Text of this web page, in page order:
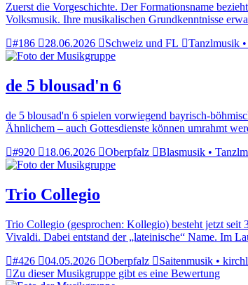
Zuerst die Vorgeschichte. Der Formationsname
Volksmusik. Ihre musikalischen Grundkenntnisse
#186
28.06.2026 Schweiz und FL Tanzlmusik
de 5 blousad'n 6
de 5 blousad'n 6 spielen vorwiegend bayrisch-
Ähnlichem – auch Gottesdienste können umrahmt
#920
18.06.2026 Oberpfalz Blasmusik •
Trio Collegio
Trio Collegio (gesprochen: Kollegio) besteht jetzt
Vivaldi. Dabei entstand der „lateinische“ Name. Im
#426
04.05.2026 Oberpfalz
Saitenmusik •
Zu dieser Musikgruppe gibt es eine Bewertung